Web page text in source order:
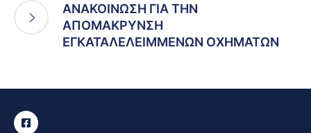
ΑΝΑΚΟΙΝΩΣΗ ΓΙΑ ΤΗΝ
ΑΠΟΜΑΚΡΥΝΣΗ
ΕΓΚΑΤΑΛΕΛΕΙΜΜΕΝΩΝ ΟΧΗΜΑΤΩΝ